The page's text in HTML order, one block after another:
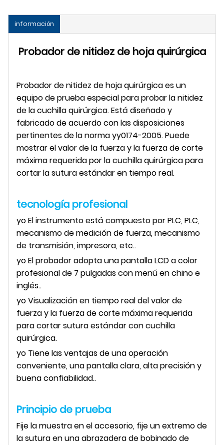
información
Probador de nitidez de hoja quirúrgica
Probador de nitidez de hoja quirúrgicaes un
equipo de prueba especial para probar la nitidez
de la cuchilla quirúrgica. Está diseñado y
fabricado de acuerdo con las disposiciones
pertinentes de la norma yy0174-2005. Puede
mostrar el valor de la fuerza y ​​la fuerza de corte
máxima requerida por la cuchilla quirúrgica para
cortar la sutura estándar en tiempo real.
tecnología profesional
yoEl instrumento está compuesto por PLC, PLC,
mecanismo de medición de fuerza, mecanismo
de transmisión, impresora, etc..
yoEl probador adopta una pantalla LCD a color
profesional de 7 pulgadas con menú en chino e
inglés..
yoVisualización en tiempo real del valor de
fuerza y ​​la fuerza de corte máxima requerida
para cortar sutura estándar con cuchilla
quirúrgica.
yo Tiene las ventajas de una operación
conveniente, una pantalla clara, alta precisión y
buena confiabilidad..
Principio de prueba
Fije la muestra en el accesorio, fije un extremo de
la sutura en una abrazadera de bobinado de